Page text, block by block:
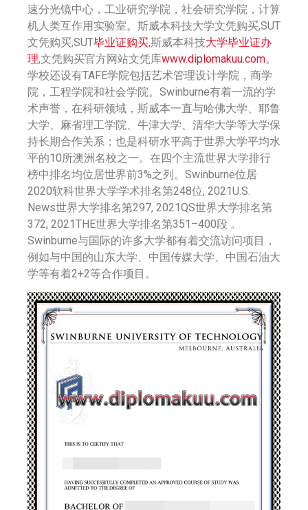
速分光镜中心，工业研究学院，社会研究学院，计算
机人类互作用实验室。斯威本科技大学文凭购买,SUT
文凭购买,SUT毕业证购买,斯威本科技大学毕业证办
理,文凭购买官方网站文凭库www.diplomakuu.com。
学校还设有TAFE学院包括艺术管理设计学院，商学
院，工程学院和社会学院。Swinburne有着一流的学
术声誉，在科研领域，斯威本一直与哈佛大学、耶鲁
大学、麻省理工学院、牛津大学、清华大学等大学保
持长期合作关系；也是科研水平高于世界大学平均水
平的10所澳洲名校之一。在四个主流世界大学排行
榜中排名均位居世界前3%之列。Swinburne位居
2020软科世界大学学术排名第248位, 2021U.S.
News世界大学排名第297, 2021QS世界大学排名第
372, 2021THE世界大学排名第351–400段 。
Swinburne与国际的许多大学都有着交流访问项目，
例如与中国的山东大学、中国传媒大学、中国石油大
学等有着2+2等合作项目。